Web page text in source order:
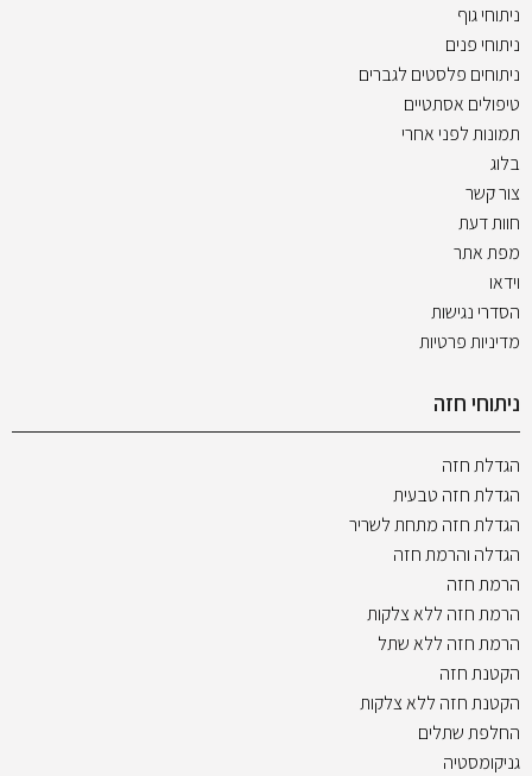
ניתוחי גוף
ניתוחי פנים
ניתוחים פלסטים לגברים
טיפולים אסתטיים
תמונות לפני אחרי
בלוג
צור קשר
חוות דעת
מפת אתר
וידאו
הסדרי נגישות
מדיניות פרטיות
ניתוחי חזה
הגדלת חזה
הגדלת חזה טבעית
הגדלת חזה מתחת לשריר
הגדלה והרמת חזה
הרמת חזה
הרמת חזה ללא צלקות
הרמת חזה ללא שתל
הקטנת חזה
הקטנת חזה ללא צלקות
החלפת שתלים
גניקומסטיה